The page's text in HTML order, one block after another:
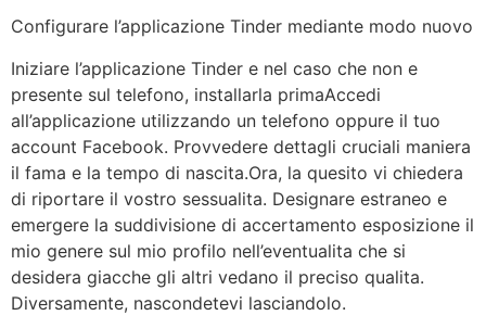
Configurare l’applicazione Tinder mediante modo nuovo
Iniziare l’applicazione Tinder e nel caso che non e
presente sul telefono, installarla primaAccedi
all’applicazione utilizzando un telefono oppure il tuo
account Facebook. Provvedere dettagli cruciali maniera
il fama e la tempo di nascita.Ora, la quesito vi chiedera
di riportare il vostro sessualita. Designare estraneo e
emergere la suddivisione di accertamento esposizione il
mio genere sul mio profilo nell’eventualita che si
desidera giacche gli altri vedano il preciso qualita.
Diversamente, nascondetevi lasciandolo.